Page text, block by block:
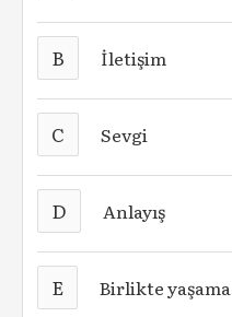
B İletişim
C Sevgi
D Anlayış
E Birlikte yaşama